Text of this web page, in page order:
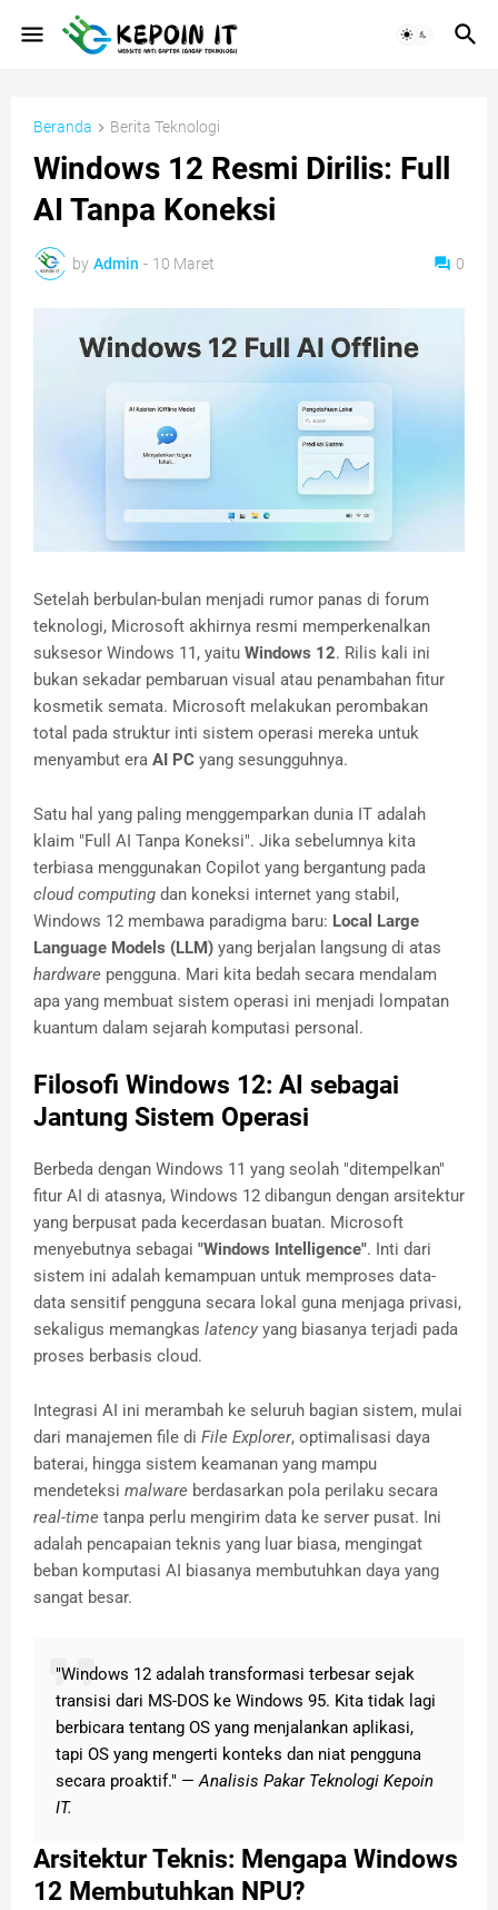
Beranda Berita Teknologi
Windows 12 Resmi Dirilis: Full
AI Tanpa Koneksi
by Admin - 10 Maret 0
Setelah berbulan-bulan menjadi rumor panas di forum
teknologi, Microsoft akhirnya resmi memperkenalkan
suksesor Windows 11, yaitu Windows 12. Rilis kali ini
bukan sekadar pembaruan visual atau penambahan fitur
kosmetik semata. Microsoft melakukan perombakan
total pada struktur inti sistem operasi mereka untuk
menyambut era AI PC yang sesungguhnya.
Satu hal yang paling menggemparkan dunia IT adalah
klaim "Full AI Tanpa Koneksi". Jika sebelumnya kita
terbiasa menggunakan Copilot yang bergantung pada
cloud computing dan koneksi internet yang stabil,
Windows 12 membawa paradigma baru: Local Large
Language Models (LLM) yang berjalan langsung di atas
hardware pengguna. Mari kita bedah secara mendalam
apa yang membuat sistem operasi ini menjadi lompatan
kuantum dalam sejarah komputasi personal.
Filosofi Windows 12: AI sebagai
Jantung Sistem Operasi
Berbeda dengan Windows 11 yang seolah "ditempelkan"
fitur AI di atasnya, Windows 12 dibangun dengan arsitektur
yang berpusat pada kecerdasan buatan. Microsoft
menyebutnya sebagai "Windows Intelligence". Inti dari
sistem ini adalah kemampuan untuk memproses data-
data sensitif pengguna secara lokal guna menjaga privasi,
sekaligus memangkas latency yang biasanya terjadi pada
proses berbasis cloud.
Integrasi AI ini merambah ke seluruh bagian sistem, mulai
dari manajemen file di File Explorer, optimalisasi daya
baterai, hingga sistem keamanan yang mampu
mendeteksi malware berdasarkan pola perilaku secara
real-time tanpa perlu mengirim data ke server pusat. Ini
adalah pencapaian teknis yang luar biasa, mengingat
beban komputasi AI biasanya membutuhkan daya yang
sangat besar.
"Windows 12 adalah transformasi terbesar sejak
transisi dari MS-DOS ke Windows 95. Kita tidak lagi
berbicara tentang OS yang menjalankan aplikasi,
tapi OS yang mengerti konteks dan niat pengguna
secara proaktif." — Analisis Pakar Teknologi Kepoin
IT.
Arsitektur Teknis: Mengapa Windows
12 Membutuhkan NPU?